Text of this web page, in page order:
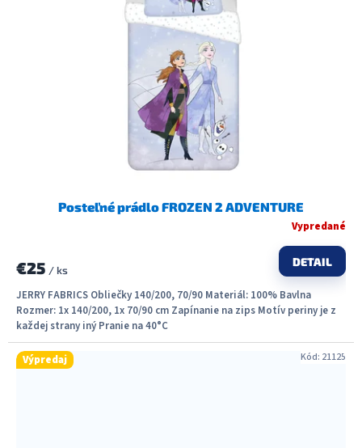
Posteľné prádlo FROZEN 2 ADVENTURE
Vypredané
€25 / ks
DETAIL
JERRY FABRICS Obliečky 140/200, 70/90 Materiál: 100% Bavlna
Rozmer: 1x 140/200, 1x 70/90 cm Zapínanie na zips Motív periny je z
každej strany iný Pranie na 40°C
Výpredaj Kód: 21125